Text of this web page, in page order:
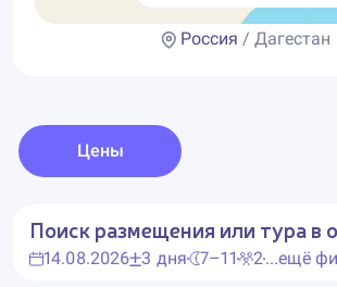
Россия / Дагестан
Цены
Поиск размещения или тура в
14.08.2026 3 дня 7–11 2...ещё